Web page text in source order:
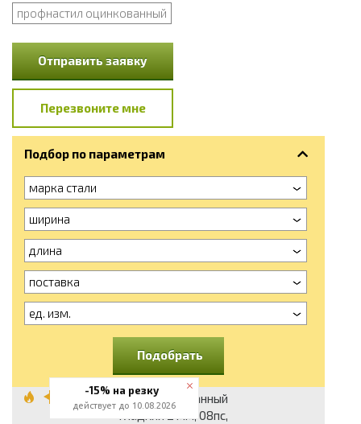
профнастил оцинкованный
Отправить заявку
Перезвоните мне
Подбор по параметрам
марка стали
ширина
длина
поставка
ед. изм.
Подобрать
Лист оцинкованный
гладкий 2 мм, 08пс,
-15% на резку
действует до 10.08.2026